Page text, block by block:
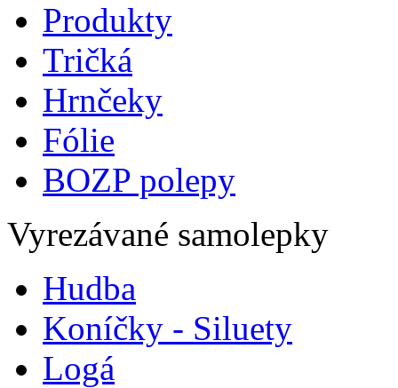
Produkty
Tričká
Hrnčeky
Fólie
BOZP polepy
Vyrezávané samolepky
Hudba
Koníčky - Siluety
Logá